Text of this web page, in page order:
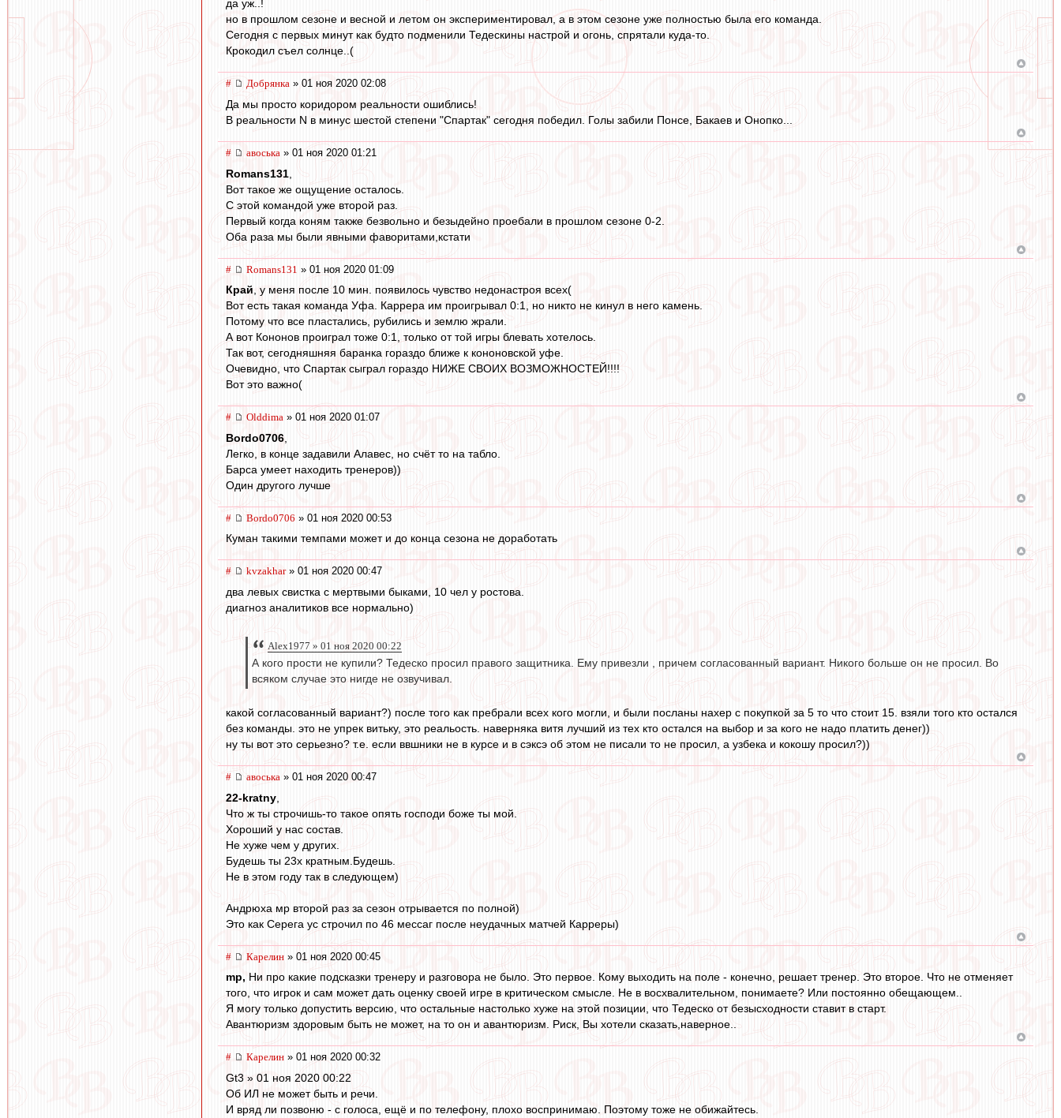
да уж..!
но в прошлом сезоне и весной и летом он экспериментировал, а в этом сезоне уже полностью была его команда.
Сегодня с первых минут как будто подменили Тедескины настрой и огонь, спрятали куда-то.
Крокодил съел солнце..(
# Добрянка » 01 ноя 2020 02:08
Да мы просто коридором реальности ошиблись!
В реальности N в минус шестой степени "Спартак" сегодня победил. Голы забили Понсе, Бакаев и Онопко...
# авоська » 01 ноя 2020 01:21
Romans131
Вот такое же ощущение осталось.
С этой командой уже второй раз.
Первый когда коням также безвольно и безыдейно проебали в прошлом сезоне 0-2.
Оба раза мы были явными фаворитами,кстати
# Romans131 » 01 ноя 2020 01:09
Край , у меня после 10 мин. появилось чувство недонастроя всех(
Вот есть такая команда Уфа. Каррера им проигрывал 0:1, но никто не кинул в него камень.
Потому что все пластались, рубились и землю жрали.
А вот Кононов проиграл тоже 0:1, только от той игры блевать хотелось.
Так вот, сегодняшняя баранка гораздо ближе к кононовской уфе.
Очевидно, что Спартак сыграл гораздо НИЖЕ СВОИХ ВОЗМОЖНОСТЕЙ!!!!
Вот это важно(
# Olddima » 01 ноя 2020 01:07
Bordo0706
Легко, в конце задавили Алавес, но счёт то на табло.
Барса умеет находить тренеров))
Один другого лучше
# Bordo0706 » 01 ноя 2020 00:53
Куман такими темпами может и до конца сезона не доработать
# kvzakhar» 01 ноя 2020 00:47
два левых свистка с мертвыми быками, 10 чел у ростова.
диагноз аналитиков все нормально)
Alex1977 » 01 ноя 2020 00:22
А кого прости не купили? Тедеско просил правого защитника. Ему привезли , причем согласованный вариант. Никого больше он не просил. Во
всяком случае это нигде не озвучивал.
какой согласованный вариант?) после того как пребрали всех кого могли, и были посланы нахер с покупкой за 5 то что стоит 15. взяли того кто остался
без команды. это не упрек витьку, это реальость. наверняка витя лучший из тех кто остался на выбор и за кого не надо платить денег))
ну ты вот это серьезно? т.е. если ввшники не в курсе и в сэксэ об этом не писали то не просил, а узбека и кокошу просил?))
# авоська » 01 ноя 2020 00:47
22-kratny
Что ж ты строчишь-то такое опять господи боже ты мой.
Хороший у нас состав.
Не хуже чем у других.
Будешь ты 23х кратным.Будешь.
Не в этом году так в следующем)
Андрюха мр второй раз за сезон отрывается по полной)
Это как Серега ус строчил по 46 мессаг после неудачных матчей Карреры)
# Карелин » 01 ноя 2020 00:45
mp, Ни про какие подсказки тренеру и разговора не было. Это первое. Кому выходить на поле - конечно, решает тренер. Это второе. Что не отменяет
того, что игрок и сам может дать оценку своей игре в критическом смысле. Не в восхвалительном, понимаете? Или постоянно обещающем..
Я могу только допустить версию, что остальные настолько хуже на этой позиции, что Тедеско от безысходности ставит в старт.
Авантюризм здоровым быть не может, на то он и авантюризм. Риск, Вы хотели сказать,наверное..
# Карелин » 01 ноя 2020 00:32
Gt3 » 01 ноя 2020 00:22
Об ИЛ не может быть и речи.
И вряд ли позвоню - с голоса, ещё и по телефону, плохо воспринимаю. Поэтому тоже не обижайтесь.